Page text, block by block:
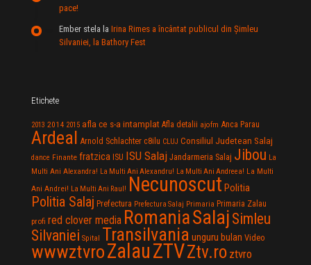
pace!
Ember stela la Irina Rimes a încântat publicul din Şimleu
Silvaniei, la Bathory Fest
Etichete
2013 2014 2015 afla ce s-a intamplat Afla detalii ajofm Anca Parau
Ardeal Arnold Schlachter c8ilu CLUJ Consiliul Judetean Salaj
dance Finante fratzica ISU ISU Salaj Jandarmeria Salaj Jibou La
Multi Ani Alexandra! La Multi Ani Alexandru! La Multi Ani Andreea! La Multi
Ani Andrei! La Multi Ani Raul! Necunoscut Politia
Politia Salaj Prefectura Prefectura Salaj Primaria Primaria Zalau
profi red clover media RomaniaSalaj Simleu
Silvaniei Spital Transilvania unguru bulan Video
wwwztvroZalauZTVZtv.ro ztvro